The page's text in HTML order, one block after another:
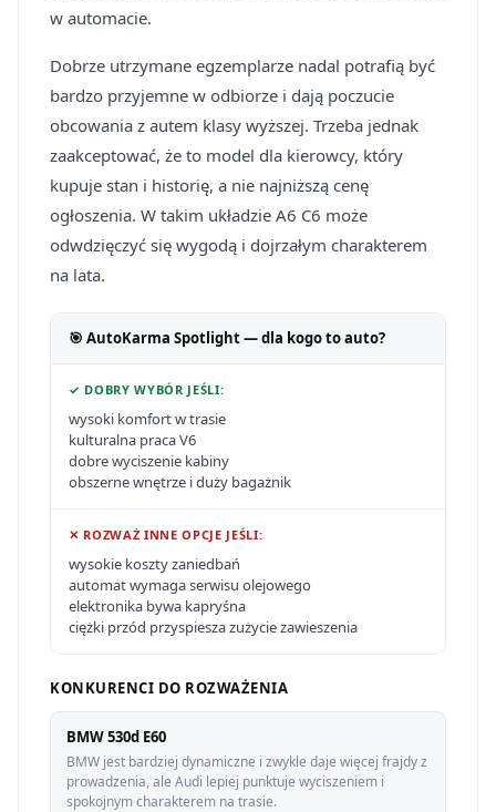
w automacie.
Dobrze utrzymane egzemplarze nadal potrafią być
bardzo przyjemne w odbiorze i dają poczucie
obcowania z autem klasy wyższej. Trzeba jednak
zaakceptować, że to model dla kierowcy, który
kupuje stan i historię, a nie najniższą cenę
ogłoszenia. W takim układzie A6 C6 może
odwdzięczyć się wygodą i dojrzałym charakterem
na lata.
🎯 AutoKarma Spotlight — dla kogo to auto?
✓ DOBRY WYBÓR JEŚLI:
wysoki komfort w trasie
kulturalna praca V6
dobre wyciszenie kabiny
obszerne wnętrze i duży bagażnik
✕ ROZWAŻ INNE OPCJE JEŚLI:
wysokie koszty zaniedbań
automat wymaga serwisu olejowego
elektronika bywa kapryśna
ciężki przód przyspiesza zużycie zawieszenia
KONKURENCI DO ROZWAŻENIA
BMW 530d E60
BMW jest bardziej dynamiczne i zwykle daje więcej frajdy z
prowadzenia, ale Audi lepiej punktuje wyciszeniem i
spokojnym charakterem na trasie.